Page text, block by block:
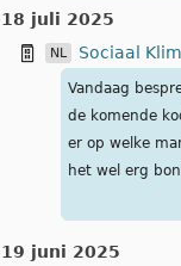
18 juli 2025
NL Sociaal
Vandaag
de komende
er op welke
het wel erg
19 juni 2025